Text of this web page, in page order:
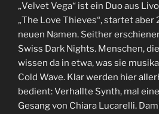
„Velvet Vega“ ist ein Duo aus
„The Love Thieves“, startet aber
neuen Namen. Seither
Swiss Dark Nights. Menschen,
wissen da in etwa, was sie
Cold Wave. Klar werden hier
bedient: Verhallte Synth, mal
Gesang von Chiara Lucarelli.